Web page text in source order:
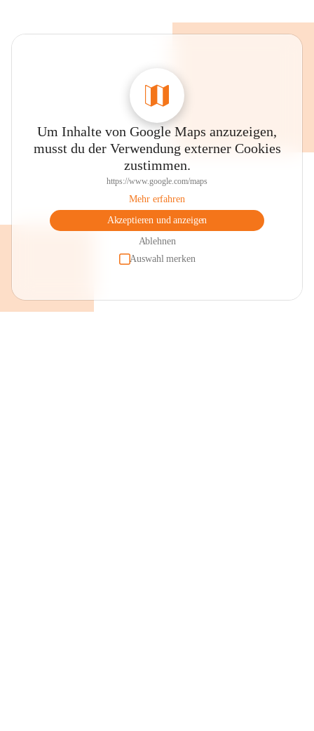
Um Inhalte von Google Maps anzuzeigen,
musst du der Verwendung externer Cookies
zustimmen.
https://www.google.com/maps
Mehr erfahren
Akzeptieren und anzeigen
Ablehnen
Auswahl merken